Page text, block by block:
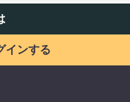
インする